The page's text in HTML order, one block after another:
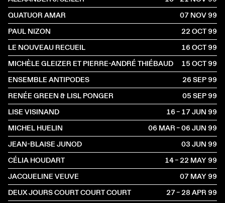
QUATUOR AMAR
07 NOV1999
PAUL NIZON
22 OCT1999
LE NOUVEAU RECUEIL
16 OCT1999
MICHÈLE GLEIZER ET PIERRE-ANDRÉ THIÉBAUD
15 OCT1999
ENSEMBLE ANTIPODES
26 SEP1999
RENÉE GREEN & LISL PONGER
05 SEP1999
LISE VISINAND
16 – 17 JUN1999
MICHEL HUELIN
06 MAR – 06 JUN1999
JEAN-BLAISE JUNOD
03 JUN1999
CÉLIA HOUDART
14 – 22 MAY1999
JACQUELINE VEUVE
07 MAY1999
DEUX JOURS COURT COURT COURT
27 – 28 APR1999